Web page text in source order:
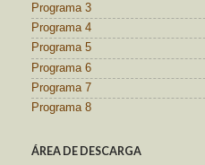
Programa 3
Programa 4
Programa 5
Programa 6
Programa 7
Programa 8
ÁREA DE DESCARGA